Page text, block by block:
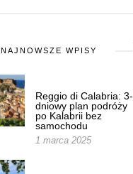
NAJNOWSZE WPISY
Reggio di Calabria: 3-
dniowy plan podróży
po Kalabrii bez
samochodu
1 marca 2025